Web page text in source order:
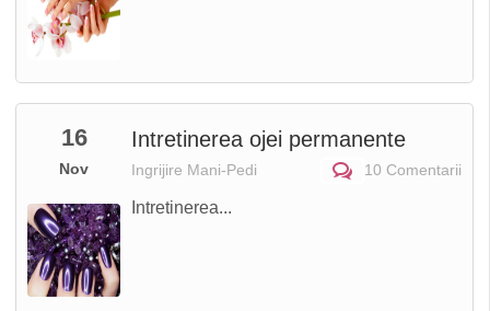
16
Nov
Intretinerea ojei permanente
Ingrijire Mani-Pedi 10 Comentarii
Intretinerea...